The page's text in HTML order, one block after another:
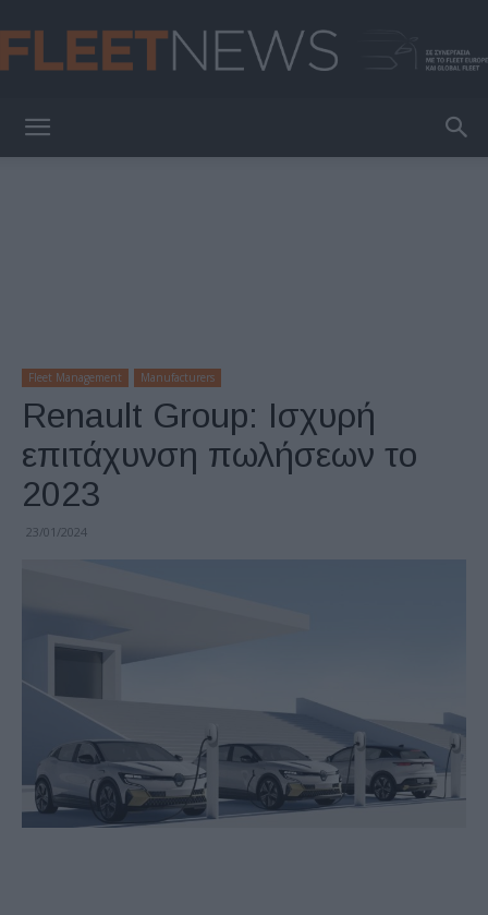
Fleet Management Manufacturers
Renault Group: Ισχυρή
επιτάχυνση πωλήσεων το
2023
23/01/2024